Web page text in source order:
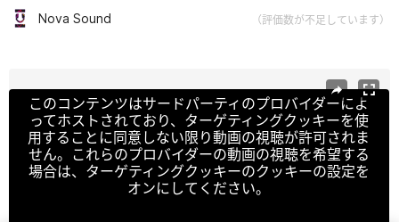
Nova Sound （評価数が不足しています）
このコンテンツはサードパーティのプロバイダーによ
ってホストされており、ターゲティングクッキーを使
用することに同意しない限り動画の視聴が許可されま
せん。これらのプロバイダーの動画の視聴を希望する
場合は、ターゲティングクッキーのクッキーの設定を
オンにしてください。